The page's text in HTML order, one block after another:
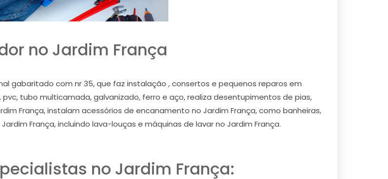
no Jardim França
gabaritado com nr 35, que faz instalação , consertos e pequenos reparos em
tubo multicamada, galvanizado, ferro e aço, realiza desentupimentos de pias,
França, instalam acessórios de encanamento no Jardim França, como banheiras,
França, incluindo lava-louças e máquinas de lavar no Jardim França.
no Jardim França: